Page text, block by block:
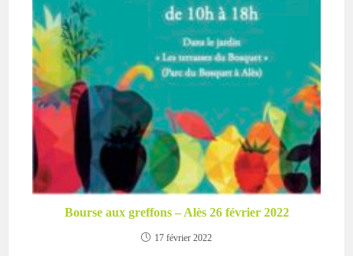
Bourse aux greffons – Alès 26 février 2022
17 février 2022